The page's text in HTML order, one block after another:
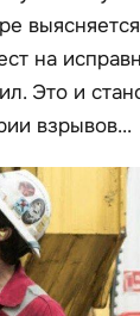
на
Это и
взрывов...